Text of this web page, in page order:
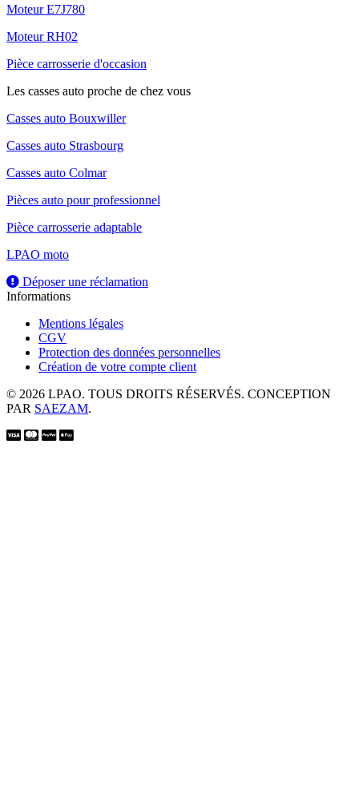
Moteur E7J780
Moteur RH02
Pièce carrosserie d'occasion
Les casses auto proche de chez vous
Casses auto Bouxwiller
Casses auto Strasbourg
Casses auto Colmar
Pièces auto pour professionnel
Pièce carrosserie adaptable
LPAO moto
Déposer une réclamation
Informations
Mentions légales
CGV
Protection des données personnelles
Création de votre compte client
© 2026 LPAO. TOUS DROITS RÉSERVÉS. CONCEPTION
PAR SAEZAM.